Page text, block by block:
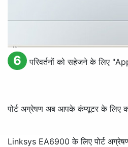
6 परिवर्तनों को सहेजने के लिए "
पोर्ट अग्रेषण अब आपके कंप्यूटर के लिए
Linksys EA6900 के लिए पोर्ट